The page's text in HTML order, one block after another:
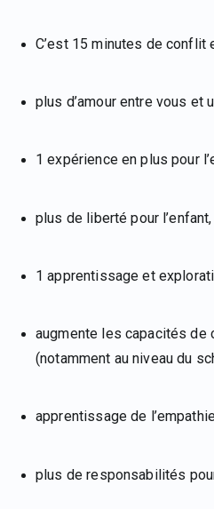
C’est 15 minutes de conflit
plus d’amour entre vous et
1 expérience en plus pour
plus de liberté pour l’enfant,
1 apprentissage et
augmente les capacités de
(notamment au niveau du
apprentissage de
plus de responsabilités